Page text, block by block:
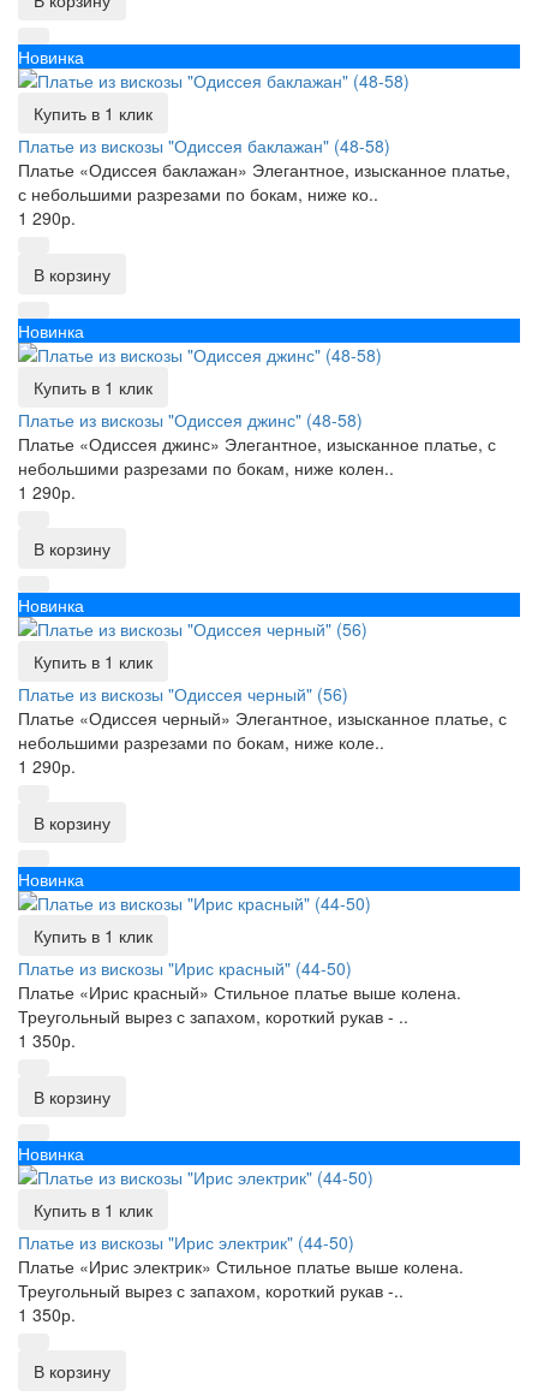
Новинка
Купить в 1 клик
Платье из вискозы "Одиссея баклажан" (48-58)
Платье «Одиссея баклажан» Элегантное, изысканное платье,
с небольшими разрезами по бокам, ниже ко..
1 290р.
В корзину
Новинка
Купить в 1 клик
Платье из вискозы "Одиссея джинс" (48-58)
Платье «Одиссея джинс» Элегантное, изысканное платье, с
небольшими разрезами по бокам, ниже колен..
1 290р.
В корзину
Новинка
Купить в 1 клик
Платье из вискозы "Одиссея черный" (56)
Платье «Одиссея черный» Элегантное, изысканное платье, с
небольшими разрезами по бокам, ниже коле..
1 290р.
В корзину
Новинка
Купить в 1 клик
Платье из вискозы "Ирис красный" (44-50)
Платье «Ирис красный» Стильное платье выше колена.
Треугольный вырез с запахом, короткий рукав - ..
1 350р.
В корзину
Новинка
Купить в 1 клик
Платье из вискозы "Ирис электрик" (44-50)
Платье «Ирис электрик» Стильное платье выше колена.
Треугольный вырез с запахом, короткий рукав -..
1 350р.
В корзину